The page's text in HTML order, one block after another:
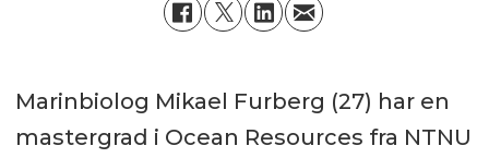
Marinbiolog Mikael Furberg (27) har en
mastergrad i Ocean Resources fra NTNU